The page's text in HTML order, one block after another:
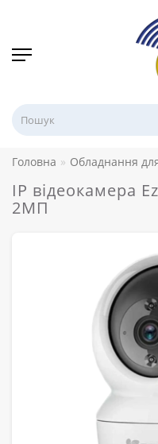
Головна Обладнання
IP відеокамера
2МП